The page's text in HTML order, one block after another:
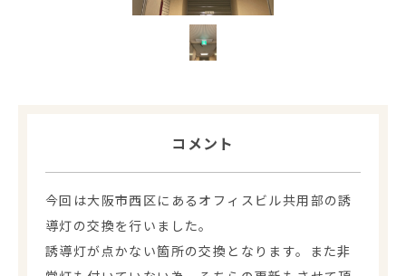
コメント
今回は大阪市西区にあるオフィスビル共用部の誘
導灯の交換を行いました。
誘導灯が点かない箇所の交換となります。また非